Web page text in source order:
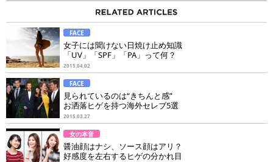
FACE
女子には聞けない日焼け止め知識
「UV」「SPF」「PA」って何？
2015.04.02
FACE
見られているのは“きちんと感”
お洒落ヒゲを持つ海外セレブ5選
2015.03.27
女の本音
醤油顔はナシ、ソース顔はアリ？
好感度を左右するヒゲの分かれ目